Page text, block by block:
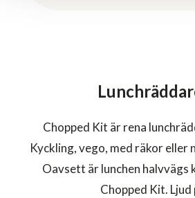
Chopped Kit är rena
Kyckling, vego, med räkor eller
Oavsett är lunchen halvvägs
Chopped Kit. Ljud